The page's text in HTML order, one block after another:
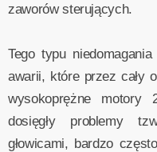
zaworów sterujących.
Tego typu
awarii, które przez cały
wysokoprężne
dosięgły problemy
głowicami, bardzo